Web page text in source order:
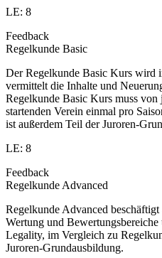
LE: 8
Feedback
Regelkunde Basic
Der Regelkunde Basic Kurs wird
vermittelt die Inhalte und
Regelkunde Basic Kurs muss von
startenden Verein einmal pro
ist außerdem Teil der Juroren-
LE: 8
Feedback
Regelkunde Advanced
Regelkunde Advanced
Wertung und
Legality, im Vergleich zu
Juroren-Grundausbildung.